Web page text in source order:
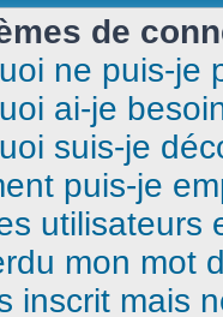
de
ne puis-je
ai-je
suis-je
puis-je
utilisateurs
mon mot
inscrit mais